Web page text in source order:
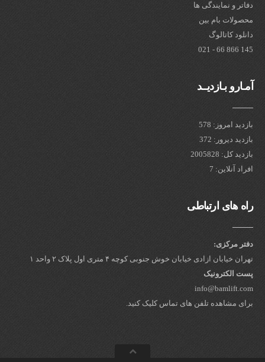
دفاتر و نمایندگی ها
محصولات بام بین
دانلود کاتالوگ
145 866 66 - 021
آمـارو بـازدیــد
بازدید امروز: 578
بازدید دیرور: 372
بازدید کل: 2005828
افراد آنلاین: 7
راه های ارتباطی
دفتر مرکزی:
تهران خیابان ازادی خیابان خوش جنوبی کوچه ۴ متری اول پلاک ۲ واحد ۱
پست الکترونیک
info@bamlift.com
برای مشاهده تلفن های تماس کلیک کنید.